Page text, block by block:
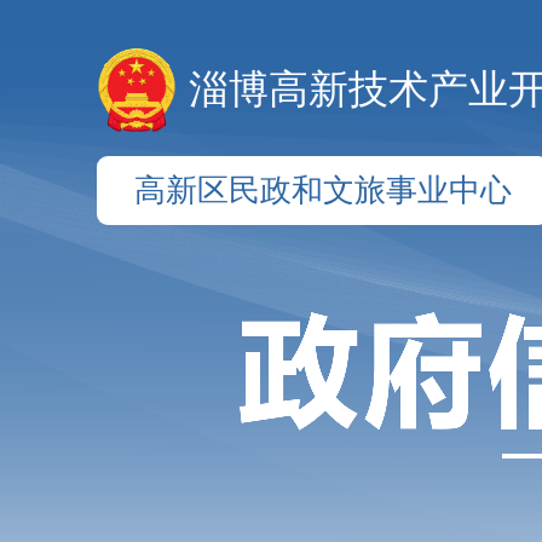
淄博高新技术产业
高新区民政和文旅事业中心